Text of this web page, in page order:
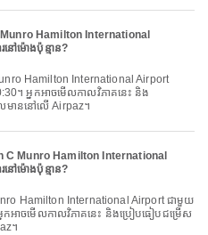
Hamilton International
ៅម៉ោងប៉ុន្មាន?
។ អ្នកអាចមើលកាលវិភាគនេះ និង
មាននៅលើ Airpaz។
C Munro Hamilton International
ៅម៉ោងប៉ុន្មាន?
អាចមើលកាលវិភាគនេះ និងប្រៀបធៀបជម្រើស
។